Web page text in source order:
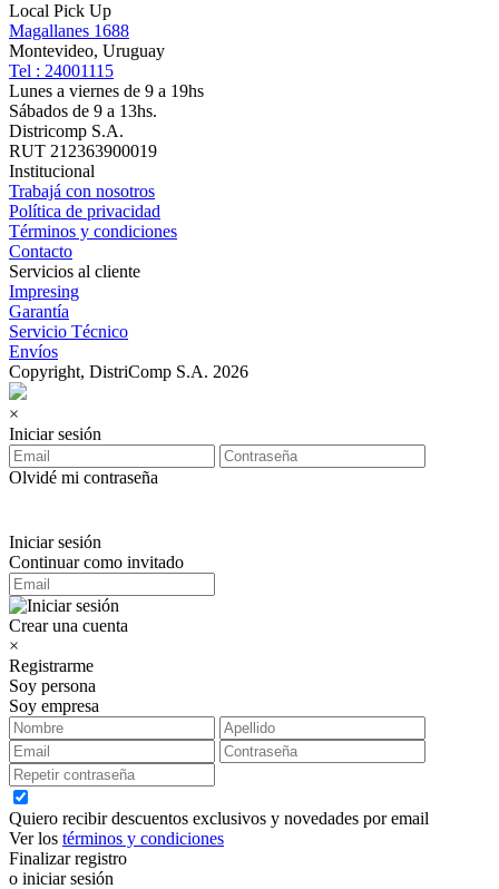
Local Pick Up
Magallanes 1688
Montevideo, Uruguay
Tel : 24001115
Lunes a viernes de 9 a 19hs
Sábados de 9 a 13hs.
Districomp S.A.
RUT 212363900019
Institucional
Trabajá con nosotros
Política de privacidad
Términos y condiciones
Contacto
Servicios al cliente
Impresing
Garantía
Servicio Técnico
Envíos
Copyright, DistriComp S.A. 2026
×
Iniciar sesión
Olvidé mi contraseña
Iniciar sesión
Continuar como invitado
Crear una cuenta
×
Registrarme
Soy persona
Soy empresa
Quiero recibir descuentos exclusivos y novedades por email
Ver los términos y condiciones
Finalizar registro
o iniciar sesión